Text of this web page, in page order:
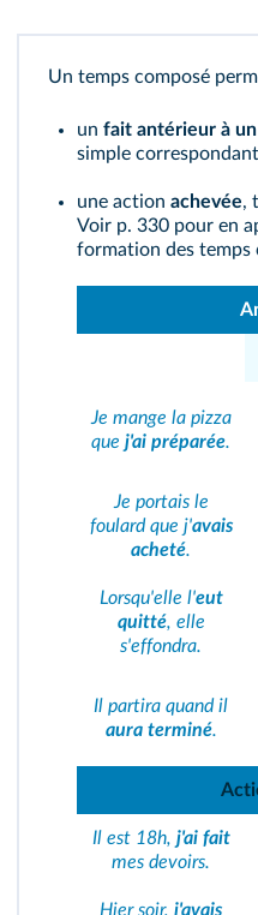
Un temps composé
un fait antérieur à
simple
une action achevée,
Voir p. 330 pour en
formation des temps
Je mange la pizza
que j'ai préparée.
Je portais le
foulard que j'avais
acheté.
Lorsqu'elle l'eut
quitté, elle
s'effondra.
Il partira quand il
aura terminé.
Il est 18h, j'ai fait
mes devoirs.
Hier soir, j'avais